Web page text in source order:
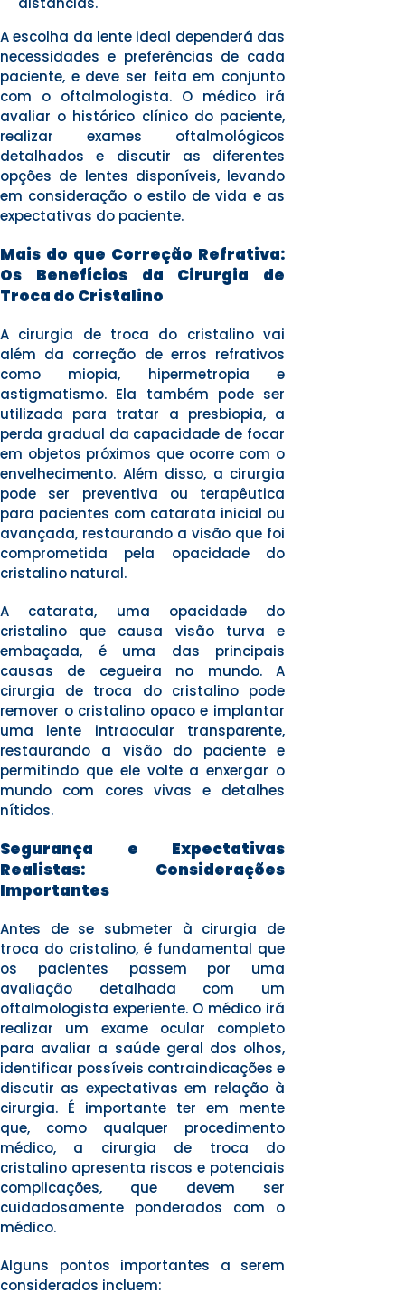
A escolha da lente ideal dependerá das
necessidades e preferências de cada
paciente, e deve ser feita em conjunto
com o oftalmologista. O médico irá
avaliar o histórico clínico do paciente,
realizar exames oftalmológicos
detalhados e discutir as diferentes
opções de lentes disponíveis, levando
em consideração o estilo de vida e as
expectativas do paciente.
Mais do que Correção Refrativa:
Os Benefícios da Cirurgia de
Troca do Cristalino
A cirurgia de troca do cristalino vai
além da correção de erros refrativos
como miopia, hipermetropia e
astigmatismo. Ela também pode ser
utilizada para tratar a presbiopia, a
perda gradual da capacidade de focar
em objetos próximos que ocorre com o
envelhecimento. Além disso, a cirurgia
pode ser preventiva ou terapêutica
para pacientes com catarata inicial ou
avançada, restaurando a visão que foi
comprometida pela opacidade do
cristalino natural.
A catarata, uma opacidade do
cristalino que causa visão turva e
embaçada, é uma das principais
causas de cegueira no mundo. A
cirurgia de troca do cristalino pode
remover o cristalino opaco e implantar
uma lente intraocular transparente,
restaurando a visão do paciente e
permitindo que ele volte a enxergar o
mundo com cores vivas e detalhes
nítidos.
Segurança e Expectativas
Realistas: Considerações
Importantes
Antes de se submeter à cirurgia de
troca do cristalino, é fundamental que
os pacientes passem por uma
avaliação detalhada com um
oftalmologista experiente. O médico irá
realizar um exame ocular completo
para avaliar a saúde geral dos olhos,
identificar possíveis contraindicações e
discutir as expectativas em relação à
cirurgia. É importante ter em mente
que, como qualquer procedimento
médico, a cirurgia de troca do
cristalino apresenta riscos e potenciais
complicações, que devem ser
cuidadosamente ponderados com o
médico.
Alguns pontos importantes a serem
considerados incluem: